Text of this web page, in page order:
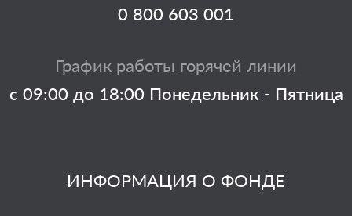
ИНФОРМАЦИЯ О ФОНДЕ
0 800 603 001
График работы горячей линии
с 09:00 до 18:00 Понедельник - Пятница